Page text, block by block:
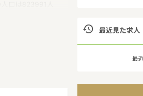
は長崎県に接し、
、朝鮮半島までは
窓口として歴史的、
 最近見た求人
最